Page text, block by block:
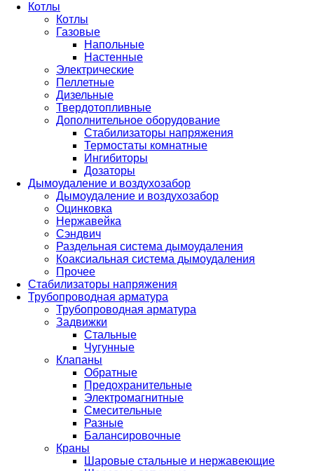
Котлы
Котлы
Газовые
Напольные
Настенные
Электрические
Пеллетные
Дизельные
Твердотопливные
Дополнительное оборудование
Стабилизаторы напряжения
Термостаты комнатные
Ингибиторы
Дозаторы
Дымоудаление и воздухозабор
Дымоудаление и воздухозабор
Оцинковка
Нержавейка
Сэндвич
Раздельная система дымоудаления
Коаксиальная система дымоудаления
Прочее
Стабилизаторы напряжения
Трубопроводная арматура
Трубопроводная арматура
Задвижки
Стальные
Чугунные
Клапаны
Обратные
Предохранительные
Электромагнитные
Смесительные
Разные
Балансировочные
Краны
Шаровые стальные и нержавеющие